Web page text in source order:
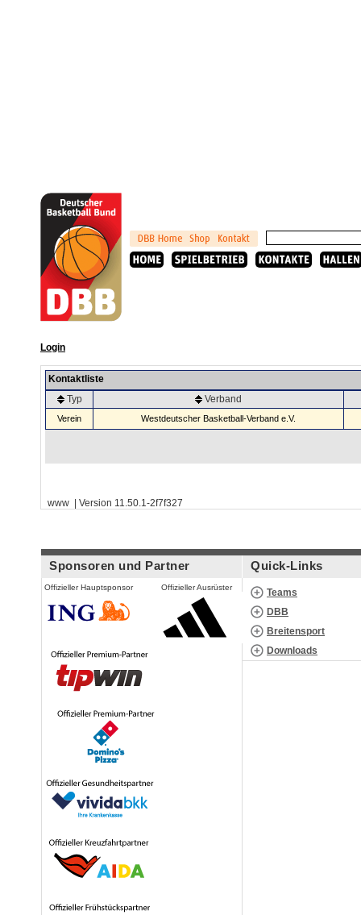
Login
Kontaktliste
Typ
Verband
Verein Westdeutscher Basketball-Verband e.V.
www | Version 11.50.1-2f7f327
Sponsoren und Partner
Offizieller Hauptsponsor Offizieller Ausrüster
Quick-Links
Teams
DBB
Breitensport
Downloads